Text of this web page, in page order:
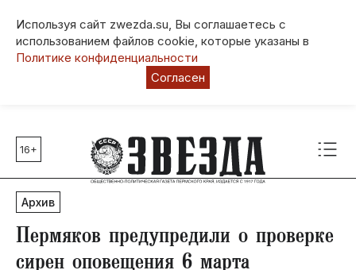
Используя сайт zwezda.su, Вы соглашаетесь с
использованием файлов cookie, которые указаны в
Политике конфиденциальности
Согласен
Главные темы
80 лет Победы
Молодежная столица РФ
СВО
16+
Архив
Пермяков предупредили о проверке